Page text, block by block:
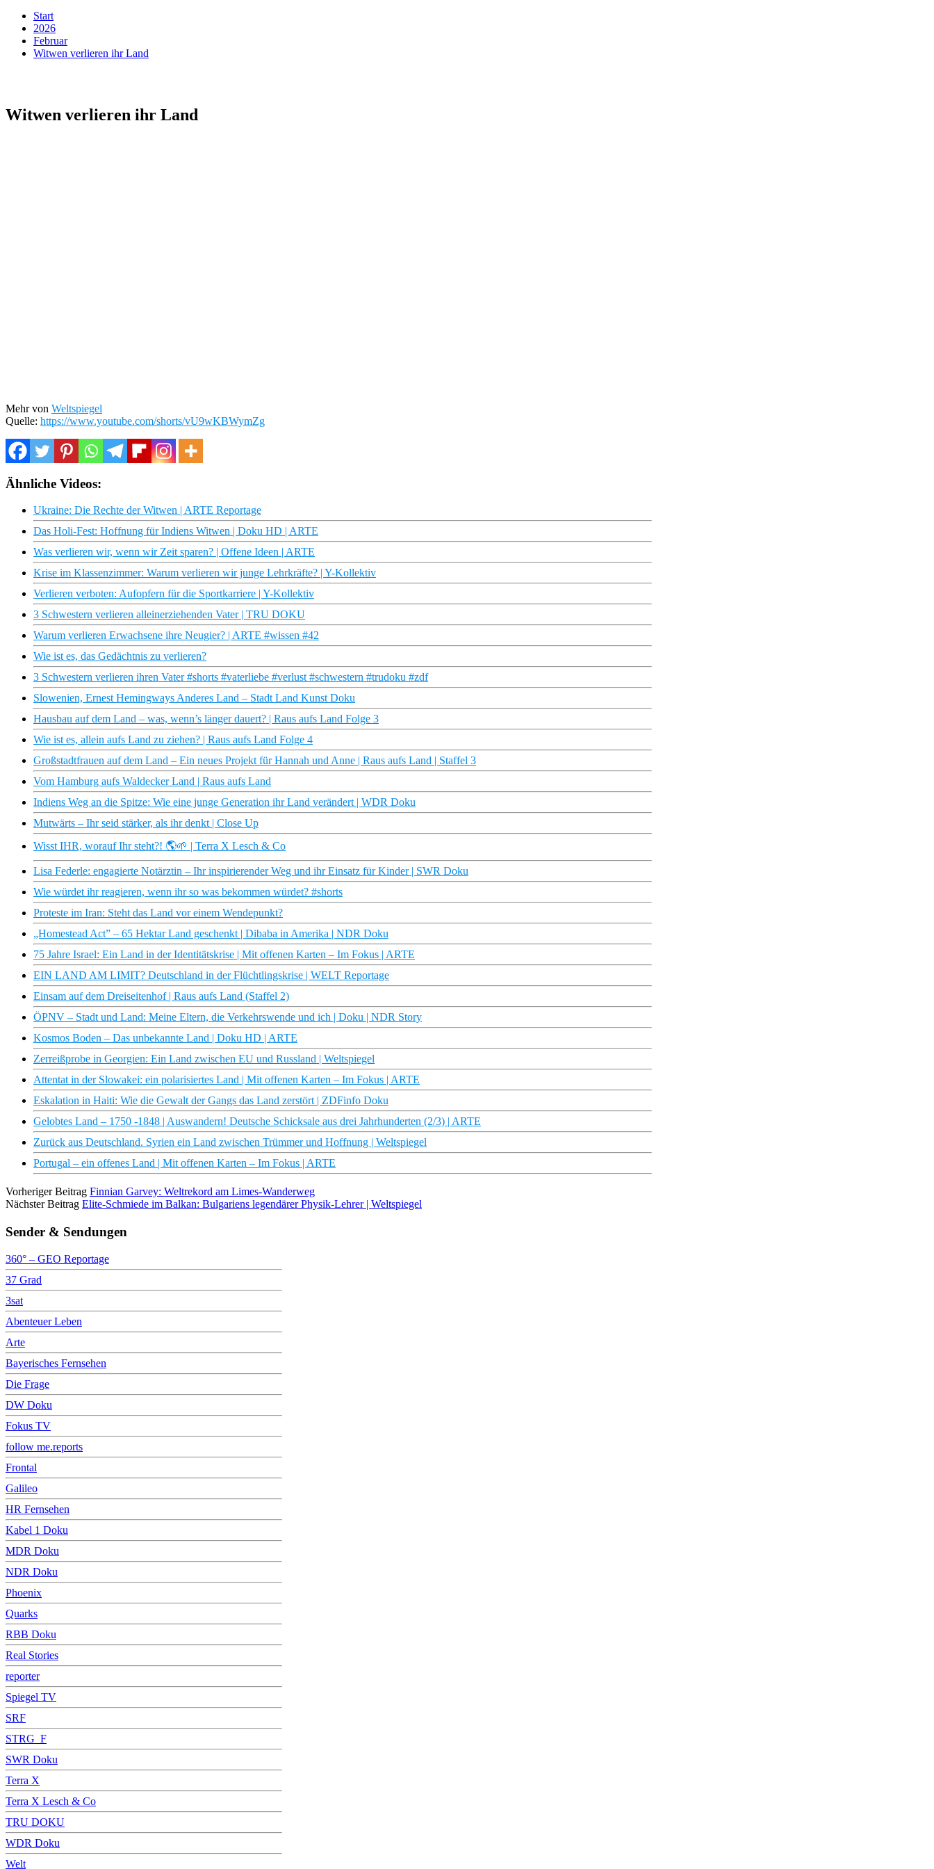
Start
2026
Februar
Witwen verlieren ihr Land
Witwen verlieren ihr Land
Mehr von Weltspiegel
Quelle: https://www.youtube.com/shorts/vU9wKBWymZg
Ähnliche Videos:
Ukraine: Die Rechte der Witwen | ARTE Reportage
Das Holi-Fest: Hoffnung für Indiens Witwen | Doku HD | ARTE
Was verlieren wir, wenn wir Zeit sparen? | Offene Ideen | ARTE
Krise im Klassenzimmer: Warum verlieren wir junge Lehrkräfte? | Y-Kollektiv
Verlieren verboten: Aufopfern für die Sportkarriere | Y-Kollektiv
3 Schwestern verlieren alleinerziehenden Vater | TRU DOKU
Warum verlieren Erwachsene ihre Neugier? | ARTE #wissen #42
Wie ist es, das Gedächtnis zu verlieren?
3 Schwestern verlieren ihren Vater #shorts #vaterliebe #verlust #schwestern #trudoku #zdf
Slowenien, Ernest Hemingways Anderes Land – Stadt Land Kunst Doku
Hausbau auf dem Land – was, wenn’s länger dauert? | Raus aufs Land Folge 3
Wie ist es, allein aufs Land zu ziehen? | Raus aufs Land Folge 4
Großstadtfrauen auf dem Land – Ein neues Projekt für Hannah und Anne | Raus aufs Land | Staffel 3
Vom Hamburg aufs Waldecker Land | Raus aufs Land
Indiens Weg an die Spitze: Wie eine junge Generation ihr Land verändert | WDR Doku
Mutwärts – Ihr seid stärker, als ihr denkt | Close Up
Wisst IHR, worauf Ihr steht?! 🌎🌱 | Terra X Lesch & Co
Lisa Federle: engagierte Notärztin – Ihr inspirierender Weg und ihr Einsatz für Kinder | SWR Doku
Wie würdet ihr reagieren, wenn ihr so was bekommen würdet? #shorts
Proteste im Iran: Steht das Land vor einem Wendepunkt?
„Homestead Act” – 65 Hektar Land geschenkt | Dibaba in Amerika | NDR Doku
75 Jahre Israel: Ein Land in der Identitätskrise | Mit offenen Karten – Im Fokus | ARTE
EIN LAND AM LIMIT? Deutschland in der Flüchtlingskrise | WELT Reportage
Einsam auf dem Dreiseitenhof | Raus aufs Land (Staffel 2)
ÖPNV – Stadt und Land: Meine Eltern, die Verkehrswende und ich | Doku | NDR Story
Kosmos Boden – Das unbekannte Land | Doku HD | ARTE
Zerreißprobe in Georgien: Ein Land zwischen EU und Russland | Weltspiegel
Attentat in der Slowakei: ein polarisiertes Land | Mit offenen Karten – Im Fokus | ARTE
Eskalation in Haiti: Wie die Gewalt der Gangs das Land zerstört | ZDFinfo Doku
Gelobtes Land – 1750 -1848 | Auswandern! Deutsche Schicksale aus drei Jahrhunderten (2/3) | ARTE
Zurück aus Deutschland. Syrien ein Land zwischen Trümmer und Hoffnung | Weltspiegel
Portugal – ein offenes Land | Mit offenen Karten – Im Fokus | ARTE
Vorheriger Beitrag Finnian Garvey: Weltrekord am Limes-Wanderweg
Nächster Beitrag Elite-Schmiede im Balkan: Bulgariens legendärer Physik-Lehrer | Weltspiegel
Sender & Sendungen
360° – GEO Reportage
37 Grad
3sat
Abenteuer Leben
Arte
Bayerisches Fernsehen
Die Frage
DW Doku
Fokus TV
follow me.reports
Frontal
Galileo
HR Fernsehen
Kabel 1 Doku
MDR Doku
NDR Doku
Phoenix
Quarks
RBB Doku
Real Stories
reporter
Spiegel TV
SRF
STRG_F
SWR Doku
Terra X
Terra X Lesch & Co
TRU DOKU
WDR Doku
Welt